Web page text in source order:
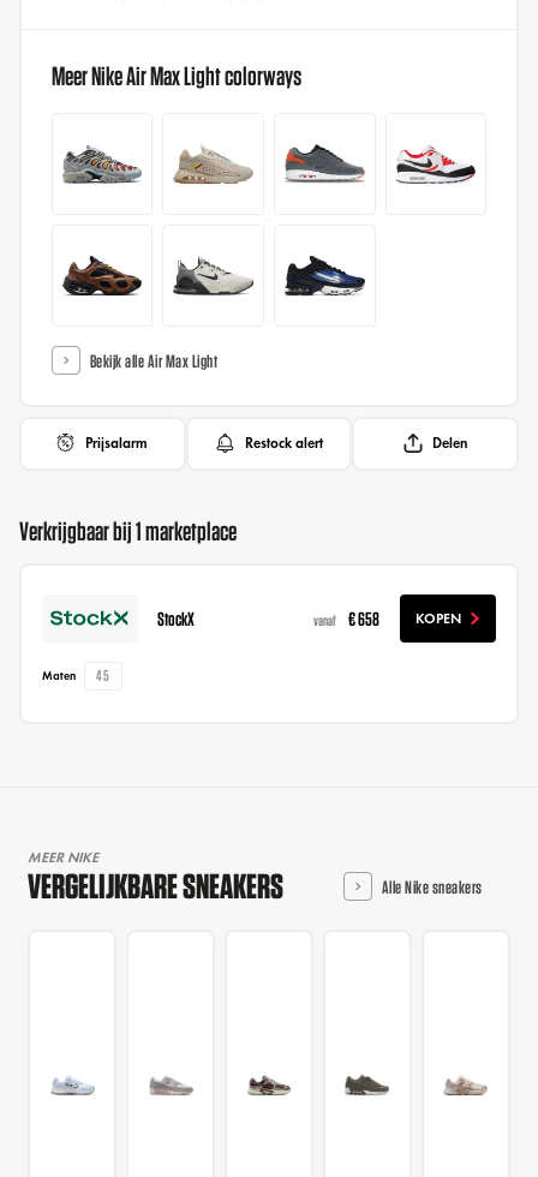
Meer Nike Air Max Light colorways
Bekijk alle Air Max Light
Prijsalarm Restock alert Delen
Verkrijgbaar bij 1 marketplace
StockX vanaf € 658 KOPEN
Maten 45
MEER NIKE
VERGELIJKBARE SNEAKERS Alle Nike sneakers